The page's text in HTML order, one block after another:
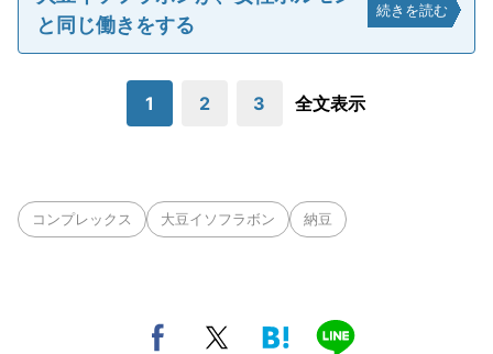
と同じ働きをする
続きを読む
1 2 3 全文表示
コンプレックス 大豆イソフラボン 納豆